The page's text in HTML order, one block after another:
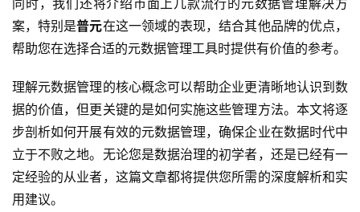
同时，我们还将介绍市面上几款流行的元数据管理解决方
案，特别是普元在这一领域的表现，结合其他品牌的优点，
帮助您在选择合适的元数据管理工具时提供有价值的参考。
理解元数据管理的核心概念可以帮助企业更清晰地认识到数
据的价值，但更关键的是如何实施这些管理方法。本文将逐
步剖析如何开展有效的元数据管理，确保企业在数据时代中
立于不败之地。无论您是数据治理的初学者，还是已经有一
定经验的从业者，这篇文章都将提供您所需的深度解析和实
用建议。